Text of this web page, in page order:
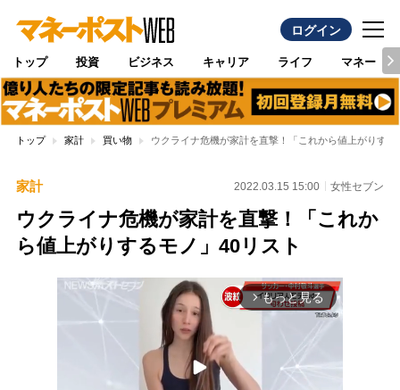
ログイン
トップ 投資 ビジネス キャリア ライフ マネー
トップ 家計 買い物 ウクライナ危機が家計を直撃！「これから値上がりする
家計 2022.03.15 15:00 女性セブン
ウクライナ危機が家計を直撃！「これか
ら値上がりするモノ」40リスト
arrow_forward_ios もっと見る